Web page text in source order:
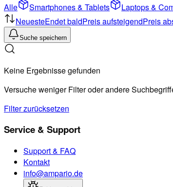
Alle
Smartphones & Tablets Laptops &
NeuesteEndet baldPreis aufsteigendPreis
Suche speichern
Keine Ergebnisse gefunden
Versuche weniger Filter oder andere
Filter zurücksetzen
Service & Support
Support & FAQ
Kontakt
info@ampario.de